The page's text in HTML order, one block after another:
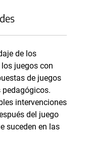
de los
juegos con
de juegos
intervenciones
del juego
suceden en las